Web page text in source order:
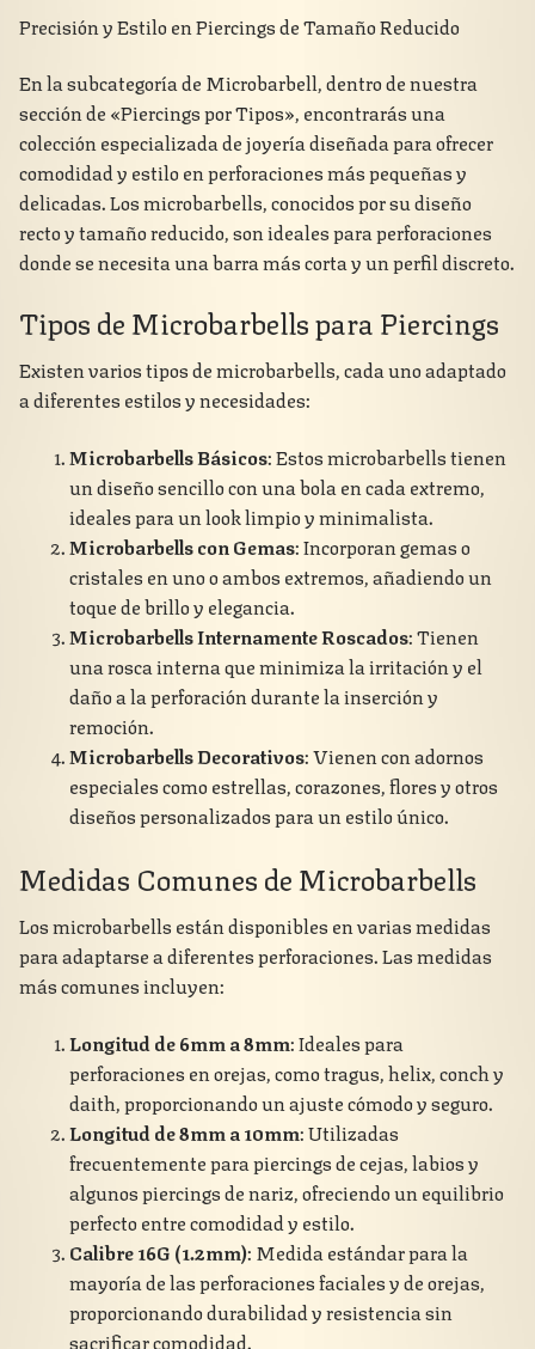
Precisión y Estilo en Piercings de Tamaño Reducido
En la subcategoría de Microbarbell, dentro de nuestra
sección de «Piercings por Tipos», encontrarás una
colección especializada de joyería diseñada para ofrecer
comodidad y estilo en perforaciones más pequeñas y
delicadas. Los microbarbells, conocidos por su diseño
recto y tamaño reducido, son ideales para perforaciones
donde se necesita una barra más corta y un perfil discreto.
Tipos de Microbarbells para Piercings
Existen varios tipos de microbarbells, cada uno adaptado
a diferentes estilos y necesidades:
Microbarbells Básicos: Estos microbarbells tienen
un diseño sencillo con una bola en cada extremo,
ideales para un look limpio y minimalista.
Microbarbells con Gemas: Incorporan gemas o
cristales en uno o ambos extremos, añadiendo un
toque de brillo y elegancia.
Microbarbells Internamente Roscados: Tienen
una rosca interna que minimiza la irritación y el
daño a la perforación durante la inserción y
remoción.
Microbarbells Decorativos: Vienen con adornos
especiales como estrellas, corazones, flores y otros
diseños personalizados para un estilo único.
Medidas Comunes de Microbarbells
Los microbarbells están disponibles en varias medidas
para adaptarse a diferentes perforaciones. Las medidas
más comunes incluyen:
Longitud de 6mm a 8mm: Ideales para
perforaciones en orejas, como tragus, helix, conch y
daith, proporcionando un ajuste cómodo y seguro.
Longitud de 8mm a 10mm: Utilizadas
frecuentemente para piercings de cejas, labios y
algunos piercings de nariz, ofreciendo un equilibrio
perfecto entre comodidad y estilo.
Calibre 16G (1.2mm): Medida estándar para la
mayoría de las perforaciones faciales y de orejas,
proporcionando durabilidad y resistencia sin
sacrificar comodidad.